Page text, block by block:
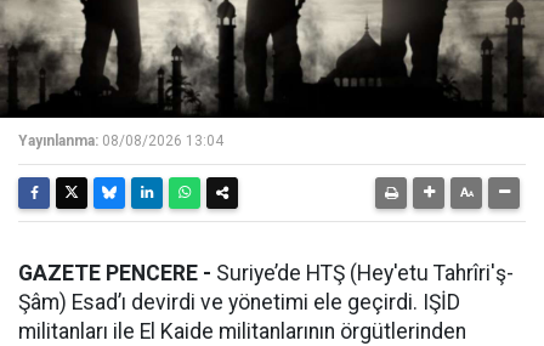
Yayınlanma: 08/08/2026 13:04
GAZETE PENCERE - Suriye’de HTŞ (Hey'etu Tahrîri'ş-
Şâm) Esad’ı devirdi ve yönetimi ele geçirdi. IŞİD
militanları ile El Kaide militanlarının örgütlerinden